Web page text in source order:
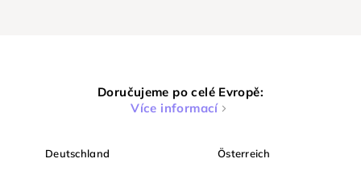
Doručujeme po celé Evropě:
Více informací
Deutschland Österreich